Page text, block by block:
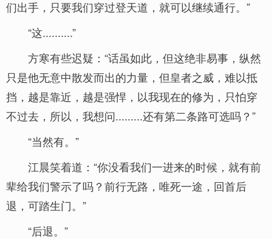
们出手，只要我们穿过登天道，就可以继续通行。”
“这..........”
方寒有些迟疑：“话虽如此，但这绝非易事，纵然
只是他无意中散发而出的力量，但皇者之威，难以抵
挡，越是靠近，越是强悍，以我现在的修为，只怕穿
不过去，所以，我想问.........还有第二条路可选吗？”
“当然有。”
江晨笑着道：“你没看我们一进来的时候，就有前
辈给我们警示了吗？前行无路，唯死一途，回首后
退，可踏生门。”
“后退。”